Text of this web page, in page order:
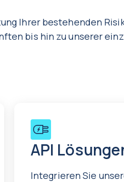
Ihrer bestehenden
bis hin zu unserer
API
Integrieren Sie